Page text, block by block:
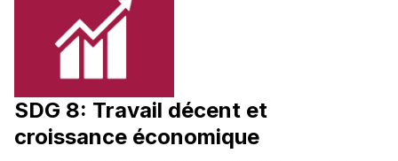
SDG 8: Travail décent et
croissance économique